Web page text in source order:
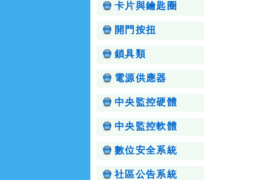
卡片與鑰匙圈
開門按扭
鎖具類
電源供應器
中央監控硬體
中央監控軟體
數位安全系統
社區公告系統